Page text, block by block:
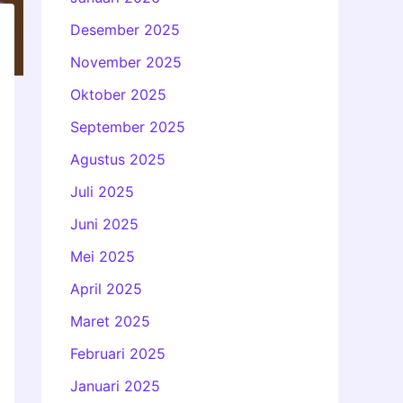
Desember 2025
November 2025
Oktober 2025
September 2025
Agustus 2025
Juli 2025
Juni 2025
Mei 2025
April 2025
Maret 2025
Februari 2025
Januari 2025